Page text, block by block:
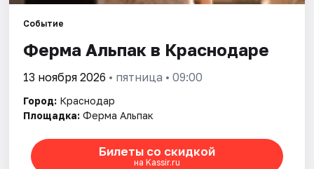
Событие
Ферма Альпак в Краснодаре
13 ноября 2026 • пятница • 09:00
Город: Краснодар
Площадка: Ферма Альпак
Билеты со скидкой
на Kassir.ru